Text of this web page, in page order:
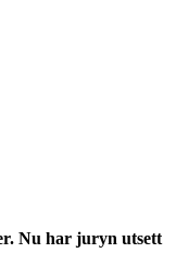
Nu har juryn utsett